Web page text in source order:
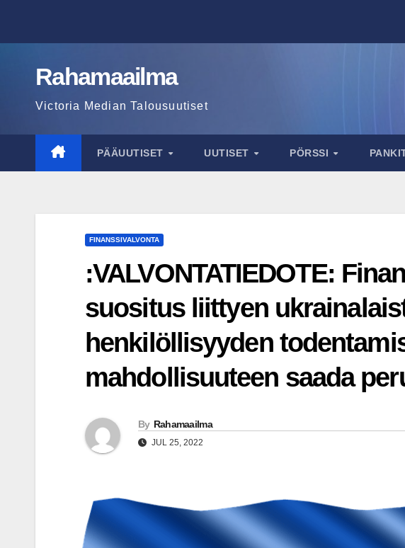
Rahamaailma
Victoria Median Talousuutiset
PÄÄUUTISET UUTISET PÖRSSI
FINANSSIVALVONTA
:VALVONTATIEDOTE:
suositus liittyen
henkilöllisyyden
mahdollisuuteen saada
By Rahamaailma
JUL 25, 2022